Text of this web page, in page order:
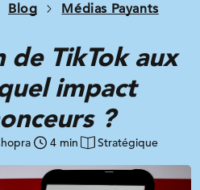
Blog Médias Payants
de TikTok aux
impact
?
4 min Stratégique